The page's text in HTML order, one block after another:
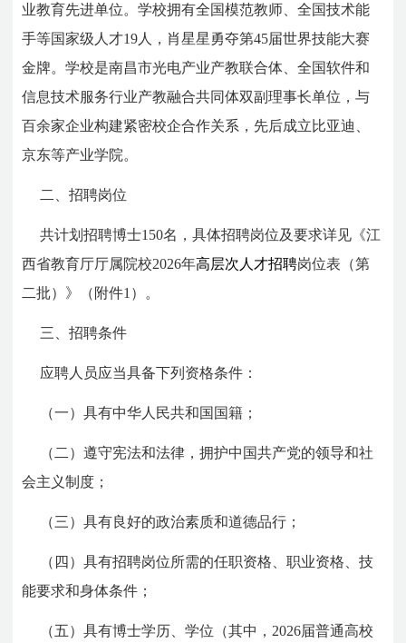
业教育先进单位。学校拥有全国模范教师、全国技术能
手等国家级人才19人，肖星星勇夺第45届世界技能大赛
金牌。学校是南昌市光电产业产教联合体、全国软件和
信息技术服务行业产教融合共同体双副理事长单位，与
百余家企业构建紧密校企合作关系，先后成立比亚迪、
京东等产业学院。
二、招聘岗位
共计划招聘博士150名，具体招聘岗位及要求详见《江
西省教育厅厅属院校2026年高层次人才招聘岗位表（第
二批）》（附件1）。
三、招聘条件
应聘人员应当具备下列资格条件：
（一）具有中华人民共和国国籍；
（二）遵守宪法和法律，拥护中国共产党的领导和社
会主义制度；
（三）具有良好的政治素质和道德品行；
（四）具有招聘岗位所需的任职资格、职业资格、技
能要求和身体条件；
（五）具有博士学历、学位（其中，2026届普通高校